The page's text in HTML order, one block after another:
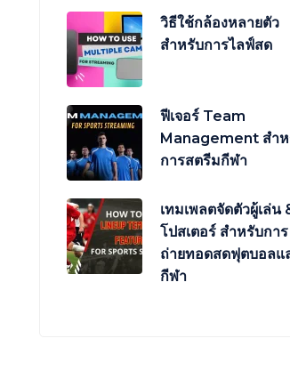
วิธีใช้กล้องหลายตัว
สำหรับการไลฟ์สด
ฟีเจอร์ Team
Management สำ
การสตรีมกีฬา
เทมเพลตจัดตัวผู้เล่น
โปสเตอร์ สำหรับการ
ถ่ายทอดสดฟุตบอลแ
กีฬา